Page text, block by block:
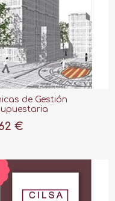
de Gestión
€